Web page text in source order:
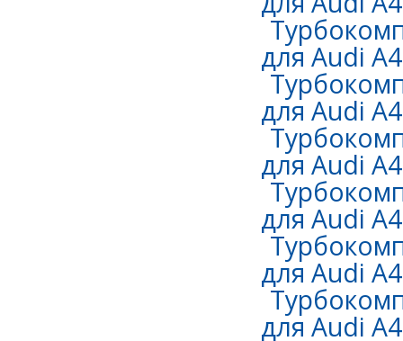
для Audi
для Audi
для Audi
для Audi
для Audi
для Audi